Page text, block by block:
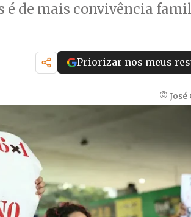
é de mais convivência
Priorizar nos meus
© José